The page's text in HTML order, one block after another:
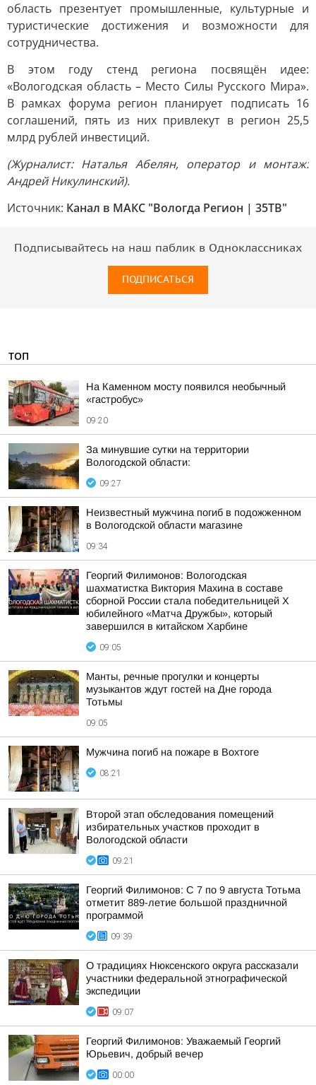
область презентует промышленные, культурные и
туристические достижения и возможности для
сотрудничества.
В этом году стенд региона посвящён идее:
«Вологодская область – Место Силы Русского Мира».
В рамках форума регион планирует подписать 16
соглашений, пять из них привлекут в регион 25,5
млрд рублей инвестиций.
(Журналист: Наталья Абелян, оператор и монтаж:
Андрей Никулинский).
Источник: Канал в МАКС "Вологда Регион | 35ТВ"
Подписывайтесь на наш паблик в Одноклассниках
ПОДПИСАТЬСЯ
ТОП
На Каменном мосту появился необычный
«гастробус»
09:20
За минувшие сутки на территории
Вологодской области:
09:27
Неизвестный мужчина погиб в подожженном
в Вологодской области магазине
09:34
Георгий Филимонов: Вологодская
шахматистка Виктория Махина в составе
сборной России стала победительницей X
юбилейного «Матча Дружбы», который
завершился в китайском Харбине
09:05
Манты, речные прогулки и концерты
музыкантов ждут гостей на Дне города
Тотьмы
09:05
Мужчина погиб на пожаре в Вохтоге
08:21
Второй этап обследования помещений
избирательных участков проходит в
Вологодской области
09:21
Георгий Филимонов: С 7 по 9 августа Тотьма
отметит 889-летие большой праздничной
программой
09:39
О традициях Нюксенского округа рассказали
участники федеральной этнографической
экспедиции
09:07
Георгий Филимонов: Уважаемый Георгий
Юрьевич, добрый вечер
00:00